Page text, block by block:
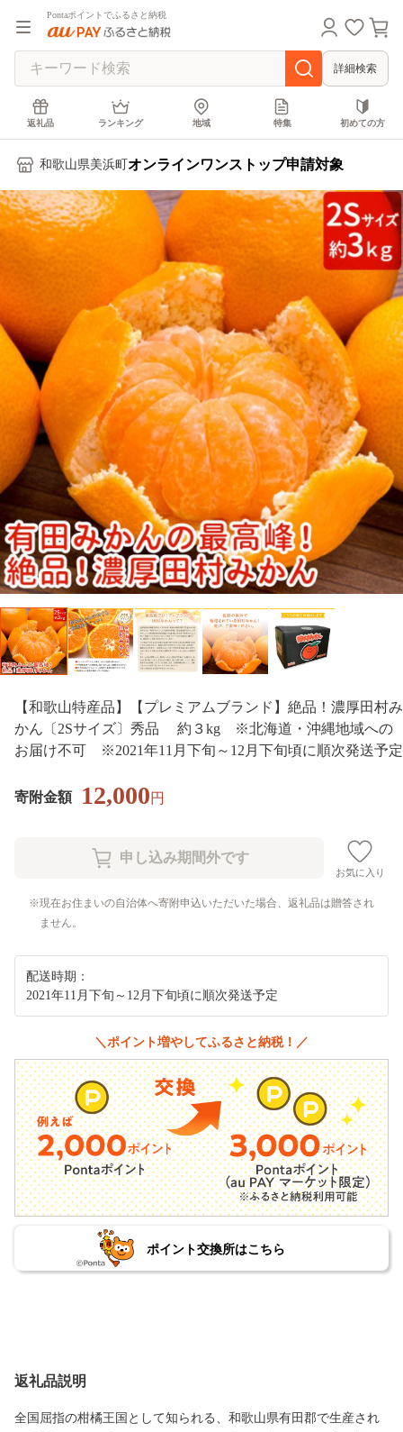
Pontaポイントでふるさと納税
詳細検索
返礼品 ランキング 地域 特集 初めての方
和歌山県美浜町 オンラインワンストップ申請対象
【和歌山特産品】【プレミアムブランド】絶品！濃厚田村み
かん〔2Sサイズ〕秀品 約３kg ※北海道・沖縄地域への
お届け不可 ※2021年11月下旬～12月下旬頃に順次発送予定
寄附金額 12,000円
お気に入り
現在お住まいの自治体へ寄附申込いただいた場合、返礼品は贈答され
ません。
配送時期：
2021年11月下旬～12月下旬頃に順次発送予定
＼ポイント増やしてふるさと納税！／
ポイント交換所はこちら
返礼品説明
全国屈指の柑橘王国として知られる、和歌山県有田郡で生産され